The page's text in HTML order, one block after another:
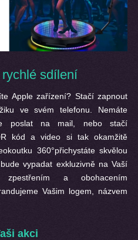
sdílení
Apple zařízení? Stačí zapnout
ve svém telefonu. Nemáte
poslat na mail, nebo stačí
kód a video si tak okamžitě
360°přichystáte skvělou
vypadat exkluzivně na Vaší
a obohacením
Vašim logem, názvem
akci